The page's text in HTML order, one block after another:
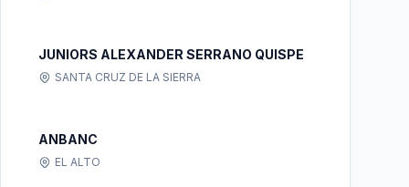
JUNIORS ALEXANDER SERRANO QUISPE
SANTA CRUZ DE LA SIERRA
ANBANC
EL ALTO